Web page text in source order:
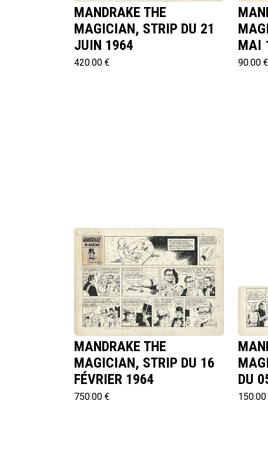
MANDRAKE THE
MAGICIAN, STRIP DU 21
JUIN 1964
420.00 €
MAI
90.00 €
MANDRAKE THE
MAGICIAN, STRIP DU 16
FÉVRIER 1964
750.00 €
DU
150.00